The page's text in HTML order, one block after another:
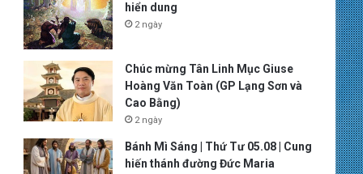
hiển dung
2 ngày
Chúc mừng Tân Linh Mục Giuse
Hoàng Văn Toàn (GP Lạng Sơn và
Cao Bằng)
2 ngày
Bánh Mì Sáng | Thứ Tư 05.08 | Cung
hiến thánh đường Đức Maria